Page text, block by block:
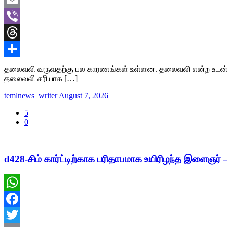
Email
Viber
Threads
தலைவலி வருவதற்கு பல காரணங்கள் உள்ளன. தலைவலி என்ற உடன்
தலைவலி சரியாக […]
temlnews_writerAugust 7, 2026
5
0
d428-சிம் கார்ட்டிற்காக பரிதாபமாக உயிரிழந்த இளைஞர்
WhatsApp
Facebook